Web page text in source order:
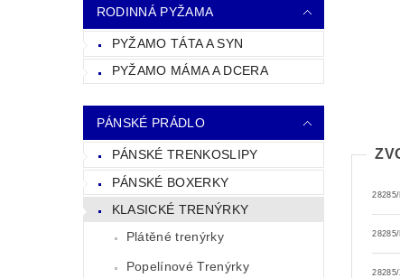
RODINNÁ PYŽAMA
PYŽAMO TÁTA A SYN
PYŽAMO MÁMA A DCERA
PÁNSKÉ PRÁDLO
PÁNSKÉ TRENKOSLIPY
PÁNSKÉ BOXERKY
KLASICKÉ TRENÝRKY
Plátěné trenýrky
Popelínové Trenýrky
28285/
28285/